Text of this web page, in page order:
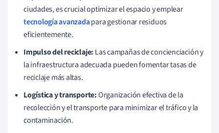
ciudades, es crucial optimizar el espacio y emplear
tecnología avanzadapara gestionar residuos
eficientemente.
Impulso del reciclaje: Las campañas de concienciación y
la infraestructura adecuada pueden fomentar tasas de
reciclaje más altas.
Logística y transporte:Organización efectiva de la
recolección y el transporte para minimizar el tráfico y la
contaminación.